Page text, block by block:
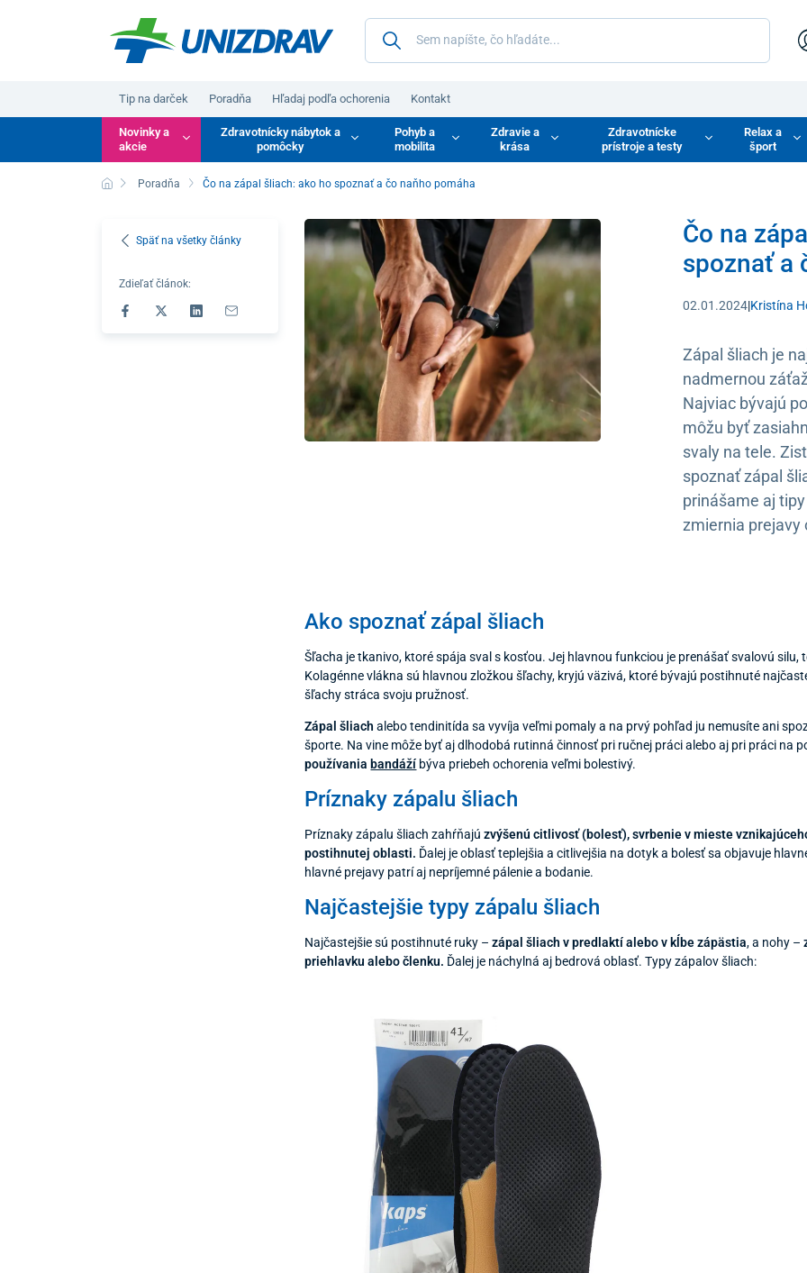
Tip na darček Poradňa Hľadaj podľa ochorenia Kontakt
Novinky a
akcie
Zdravotnícky nábytok a
pomôcky
Pohyb a
mobilita
Zdravie a
krása
Zdravotnícke
prístroje a testy
Relax a
šport
Poradňa Čo na zápal šliach: ako ho spoznať a čo naňho pomáha
Späť na všetky články
Zdieľať článok:
Čo na
spoznať a
02.01.2024|Kristína
Zápal šliach je
nadmernou
Najviac bývajú
môžu byť
svaly na tele.
spoznať zápal
prinášame aj
zmiernia prejavy
Ako spoznať zápal šliach
Šľacha je tkanivo, ktoré spája sval s kosťou. Jej hlavnou funkciou je prenášať svalovú silu,
Kolagénne vlákna sú hlavnou zložkou šľachy, kryjú väzivá, ktoré bývajú postihnuté
šľachy stráca svoju pružnosť.
Zápal šliach alebo tendinitída sa vyvíja veľmi pomaly a na prvý pohľad ju nemusíte ani
športe. Na vine môže byť aj dlhodobá rutinná činnosť pri ručnej práci alebo aj pri práci na
používania bandáží býva priebeh ochorenia veľmi bolestivý.
Príznaky zápalu šliach
Príznaky zápalu šliach zahŕňajúzvýšenú citlivosť (bolesť), svrbenie v mieste
postihnutej oblasti. Ďalej je oblasť teplejšia a citlivejšia na dotyk a bolesť sa objavuje
hlavné prejavy patrí aj nepríjemné pálenie a bodanie.
Najčastejšie typy zápalu šliach
Najčastejšie sú postihnuté ruky –zápal šliach v predlaktí alebo v kĺbe zápästia, a nohy –
priehlavku alebo členku. Ďalej je náchylná aj bedrová oblasť. Typy zápalov šliach: